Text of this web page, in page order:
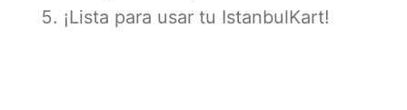
¡Lista para usar tu IstanbulKart!